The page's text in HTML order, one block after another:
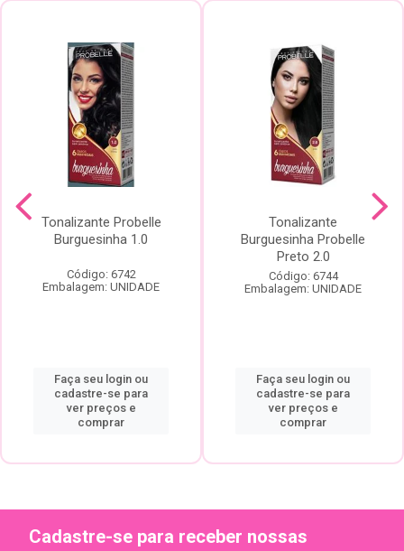
Tonalizante Probelle
Burguesinha 1.0
Código: 6742
Embalagem: UNIDADE
Faça seu login ou
cadastre-se para
ver preços e
comprar
Tonalizante
Burguesinha Probelle
Preto 2.0
Código: 6744
Embalagem: UNIDADE
Faça seu login ou
cadastre-se para
ver preços e
comprar
Cadastre-se para receber nossas